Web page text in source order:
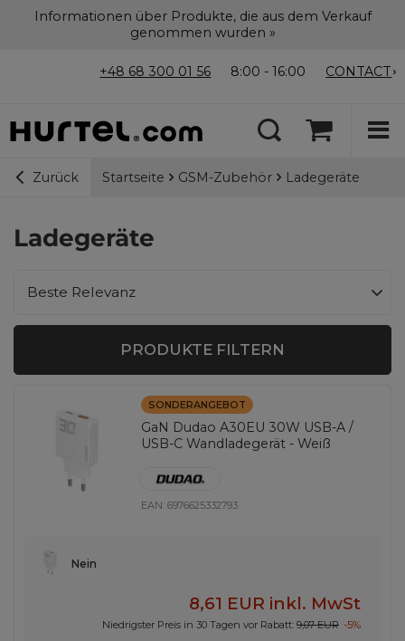
Informationen über Produkte, die aus dem Verkauf
genommen wurden »
+48 68 300 01 56 8:00 - 16:00 CONTACT
Zurück Startseite GSM-Zubehör Ladegeräte
Ladegeräte
Sortierung ändern
Beste Relevanz
PRODUKTE FILTERN
SONDERANGEBOT
GaN Dudao A30EU 30W USB-A /
USB-C Wandladegerät - Weiß
EAN:6976625332793
Nein
8,61 EUR inkl. MwSt
Niedrigster Preis in 30 Tagen vor Rabatt: 9,07 EUR -5%